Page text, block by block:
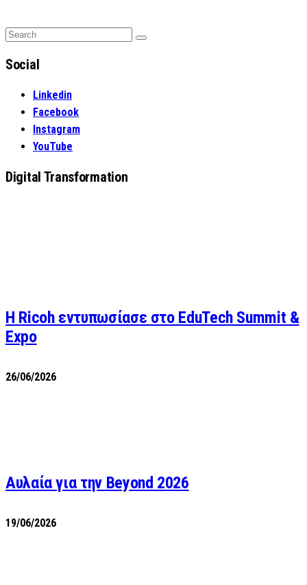
Search
Search
Social
Linkedin
Facebook
Instagram
YouTube
Digital Transformation
Η Ricoh εντυπωσίασε στο EduTech Summit &
Expo
26/06/2026
Αυλαία για την Beyond 2026
19/06/2026